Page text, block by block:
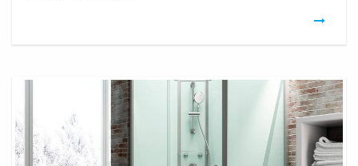
Douche
Petit
Espace